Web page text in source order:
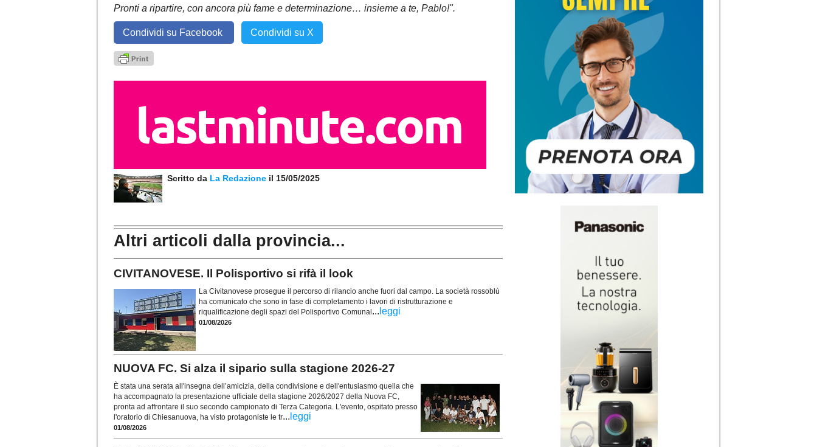
Pronti a ripartire, con ancora più fame e determinazione… insieme a te, Pablo!".
Condividi su Facebook Condividi su X
Scritto da La Redazione il 15/05/2025
Altri articoli dalla provincia...
CIVITANOVESE. Il Polisportivo si rifà il look
La Civitanovese prosegue il percorso di rilancio anche fuori dal campo. La società rossoblù
ha comunicato che sono in fase di completamento i lavori di ristrutturazione e
riqualificazione degli spazi del Polisportivo Comunal... leggi
01/08/2026
NUOVA FC. Si alza il sipario sulla stagione 2026-27
È stata una serata all'insegna dell’amicizia, della condivisione e dell'entusiasmo quella che
ha accompagnato la presentazione ufficiale della stagione 2026/2027 della Nuova FC,
pronta ad affrontare il suo secondo campionato di Terza Categoria. L'evento, ospitato presso
l'oratorio di Chiesanuova, ha visto protagoniste le tr... leggi
01/08/2026